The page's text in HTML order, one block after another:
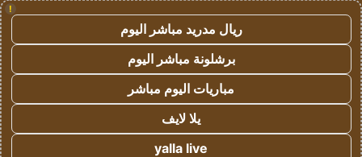
!
ريال مدريد مباشر اليوم
برشلونة مباشر اليوم
مباريات اليوم مباشر
يلا لايف
yalla live